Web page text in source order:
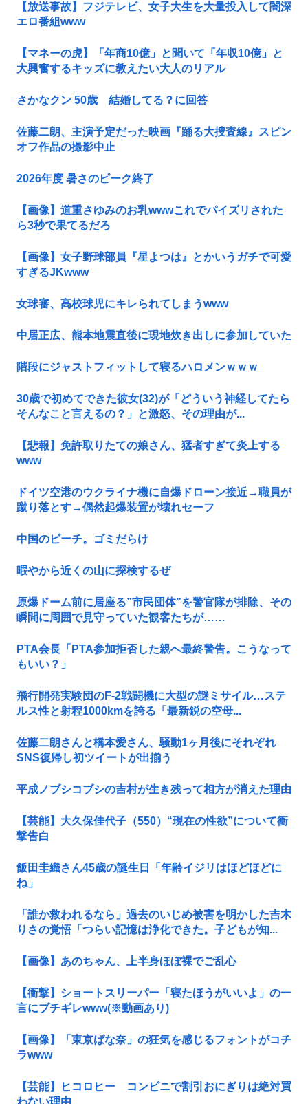
【放送事故】フジテレビ、女子大生を大量投入して闇深
エロ番組www
【マネーの虎】「年商10億」と聞いて「年収10億」と
大興奮するキッズに教えたい大人のリアル
さかなクン 50歳 結婚してる？に回答
佐藤二朗、主演予定だった映画『踊る大捜査線』スピン
オフ作品の撮影中止
2026年度 暑さのピーク終了
【画像】道重さゆみのお乳wwwこれでパイズリされた
ら3秒で果てるだろ
【画像】女子野球部員『星よつは』とかいうガチで可愛
すぎるJKwww
女球審、高校球児にキレられてしまうwww
中居正広、熊本地震直後に現地炊き出しに参加していた
階段にジャストフィットして寝るハロメンｗｗｗ
30歳で初めてできた彼女(32)が「どういう神経してたら
そんなこと言えるの？」と激怒、その理由が...
【悲報】免許取りたての娘さん、猛者すぎて炎上する
www
ドイツ空港のウクライナ機に自爆ドローン接近→職員が
蹴り落とす→偶然起爆装置が壊れセーフ
中国のビーチ。ゴミだらけ
暇やから近くの山に探検するぜ
原爆ドーム前に居座る”市民団体”を警官隊が排除、その
瞬間に周囲で見守っていた観客たちが……
PTA会長「PTA参加拒否した親へ最終警告。こうなって
もいい？」
飛行開発実験団のF-2戦闘機に大型の謎ミサイル…ステ
ルス性と射程1000kmを誇る「最新鋭の空母...
佐藤二朗さんと橋本愛さん、騒動1ヶ月後にそれぞれ
SNS復帰し初ツイートが出揃う
平成ノブシコブシの吉村が生き残って相方が消えた理由
【芸能】大久保佳代子（550）“現在の性欲”について衝
撃告白
飯田圭織さん45歳の誕生日「年齢イジリはほどほどに
ね」
「誰か救われるなら」過去のいじめ被害を明かした吉木
りさの覚悟「つらい記憶は浄化できた。子どもが知...
【画像】あのちゃん、上半身ほぼ裸でご乱心
【衝撃】ショートスリーパー「寝たほうがいいよ」の一
言にブチギレwww(※動画あり)
【画像】「東京ばな奈」の狂気を感じるフォントがコチ
ラwww
【芸能】ヒコロヒー コンビニで割引おにぎりは絶対買